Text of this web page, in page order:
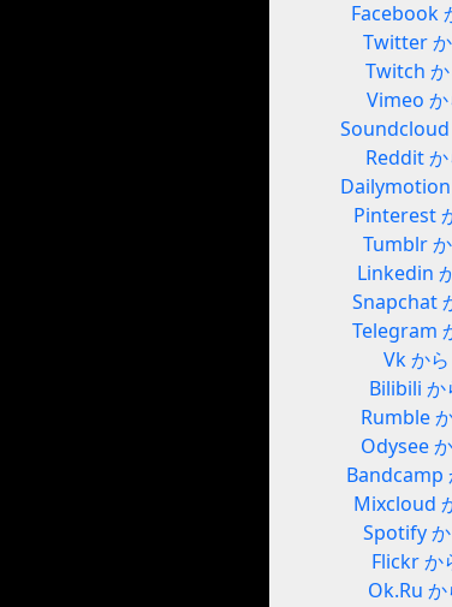
Facebook
Twitter
Twitch
Vimeo
Reddit
Pinterest
Tumblr
Linkedin
Snapchat
Telegram
Vk か
Bilibili か
Rumble
Odysee
Bandcamp
Mixcloud
Spotify
Flickr か
Ok.Ru